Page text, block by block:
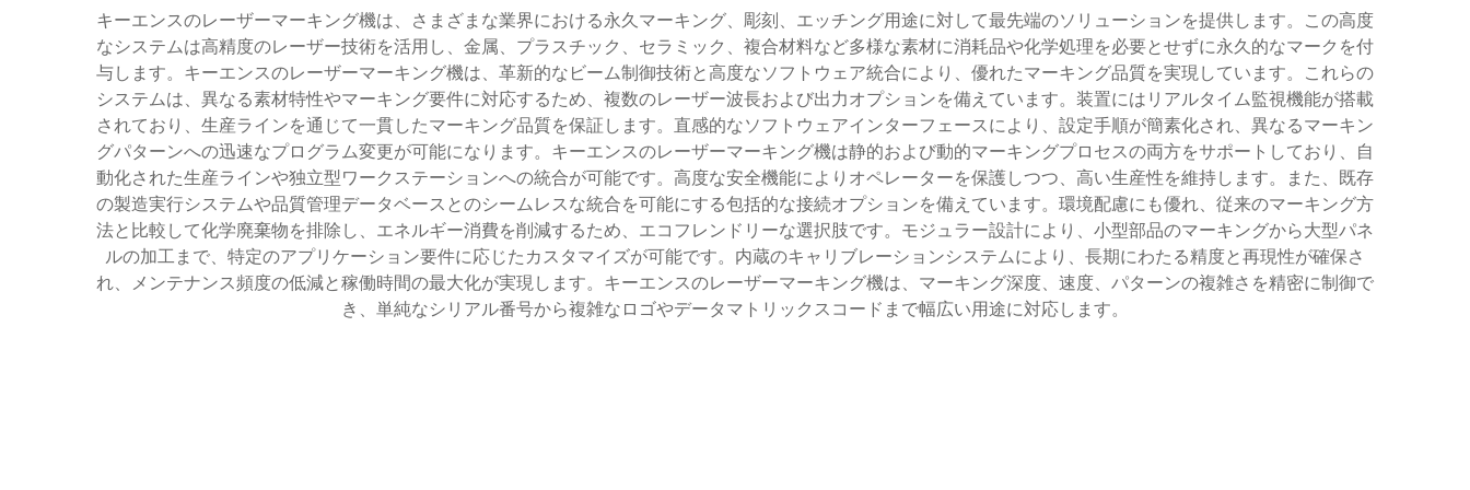
キーエンスのレーザーマーキング機は、さまざまな業界における永久マーキング、彫刻、エッチング用途に対して最先端のソリューションを提供します。この高度
なシステムは高精度のレーザー技術を活用し、金属、プラスチック、セラミック、複合材料など多様な素材に消耗品や化学処理を必要とせずに永久的なマークを付
与します。キーエンスのレーザーマーキング機は、革新的なビーム制御技術と高度なソフトウェア統合により、優れたマーキング品質を実現しています。これらの
システムは、異なる素材特性やマーキング要件に対応するため、複数のレーザー波長および出力オプションを備えています。装置にはリアルタイム監視機能が搭載
されており、生産ラインを通じて一貫したマーキング品質を保証します。直感的なソフトウェアインターフェースにより、設定手順が簡素化され、異なるマーキン
グパターンへの迅速なプログラム変更が可能になります。キーエンスのレーザーマーキング機は静的および動的マーキングプロセスの両方をサポートしており、自
動化された生産ラインや独立型ワークステーションへの統合が可能です。高度な安全機能によりオペレーターを保護しつつ、高い生産性を維持します。また、既存
の製造実行システムや品質管理データベースとのシームレスな統合を可能にする包括的な接続オプションを備えています。環境配慮にも優れ、従来のマーキング方
法と比較して化学廃棄物を排除し、エネルギー消費を削減するため、エコフレンドリーな選択肢です。モジュラー設計により、小型部品のマーキングから大型パネ
ルの加工まで、特定のアプリケーション要件に応じたカスタマイズが可能です。内蔵のキャリブレーションシステムにより、長期にわたる精度と再現性が確保さ
れ、メンテナンス頻度の低減と稼働時間の最大化が実現します。キーエンスのレーザーマーキング機は、マーキング深度、速度、パターンの複雑さを精密に制御で
き、単純なシリアル番号から複雑なロゴやデータマトリックスコードまで幅広い用途に対応します。